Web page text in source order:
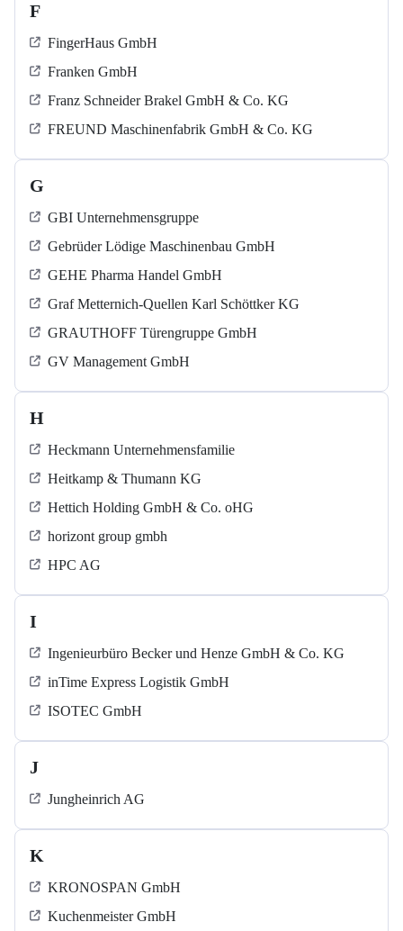
F
FingerHaus GmbH
Franken GmbH
Franz Schneider Brakel GmbH & Co. KG
FREUND Maschinenfabrik GmbH & Co. KG
G
GBI Unternehmensgruppe
Gebrüder Lödige Maschinenbau GmbH
GEHE Pharma Handel GmbH
Graf Metternich-Quellen Karl Schöttker KG
GRAUTHOFF Türengruppe GmbH
GV Management GmbH
H
Heckmann Unternehmensfamilie
Heitkamp & Thumann KG
Hettich Holding GmbH & Co. oHG
horizont group gmbh
HPC AG
I
Ingenieurbüro Becker und Henze GmbH & Co. KG
inTime Express Logistik GmbH
ISOTEC GmbH
J
Jungheinrich AG
K
KRONOSPAN GmbH
Kuchenmeister GmbH